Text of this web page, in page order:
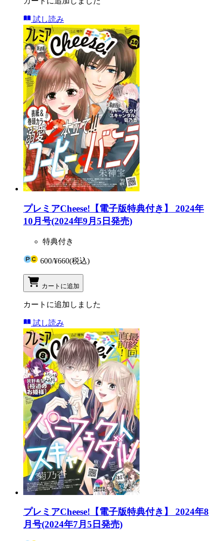
試し読み
プレミアCheese!【電子版特典付き】 2024年
10月号(2024年9月5日発売)
特典付き
600/¥660(税込)
カートに追加
カートに追加しました
試し読み
プレミアCheese!【電子版特典付き】 2024年8
月号(2024年7月5日発売)